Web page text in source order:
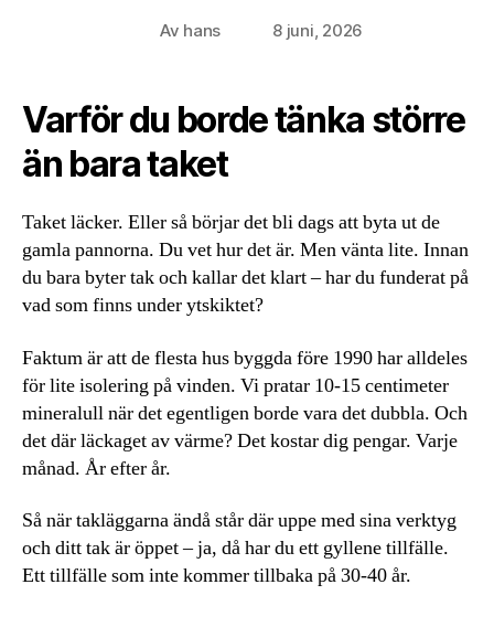
Inläggsförfattare
Av hans Inläggsdatum
8 juni, 2026
Varför du borde tänka större
än bara taket
Taket läcker. Eller så börjar det bli dags att byta ut de
gamla pannorna. Du vet hur det är. Men vänta lite. Innan
du bara byter tak och kallar det klart – har du funderat på
vad som finns under ytskiktet?
Faktum är att de flesta hus byggda före 1990 har alldeles
för lite isolering på vinden. Vi pratar 10-15 centimeter
mineralull när det egentligen borde vara det dubbla. Och
det där läckaget av värme? Det kostar dig pengar. Varje
månad. År efter år.
Så när takläggarna ändå står där uppe med sina verktyg
och ditt tak är öppet – ja, då har du ett gyllene tillfälle.
Ett tillfälle som inte kommer tillbaka på 30-40 år.